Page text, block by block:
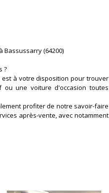
Bassussarry (64200)
?
est à votre disposition pour trouver
ou une voiture d'occasion toutes
profiter de notre savoir-faire
après-vente, avec notamment
réseau de 250 concessions, avec
dans toute la France.